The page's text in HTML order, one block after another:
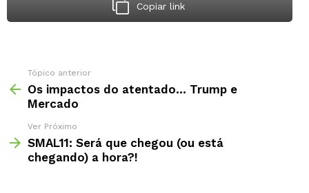
Copiar link
Tópico anterior
Os impactos do atentado… Trump e
Mercado
Ver Próximo
SMAL11: Será que chegou (ou está
chegando) a hora?!